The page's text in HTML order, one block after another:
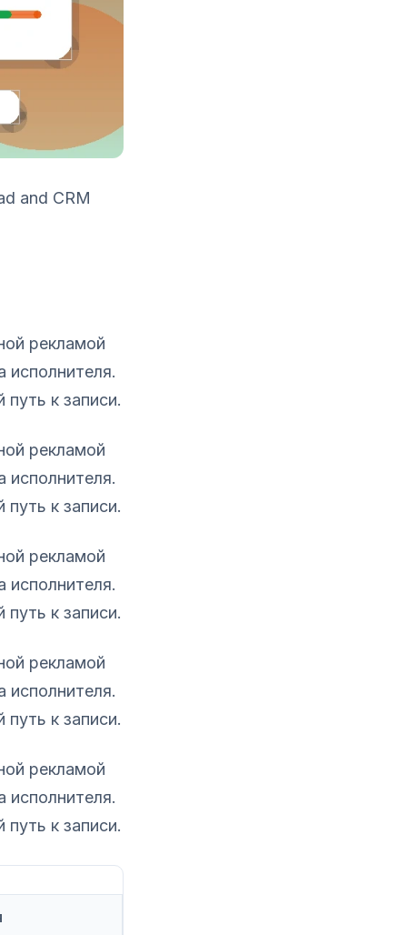
and CRM
рекламой
исполнителя.
к записи.
рекламой
исполнителя.
к записи.
рекламой
исполнителя.
к записи.
рекламой
исполнителя.
к записи.
рекламой
исполнителя.
к записи.